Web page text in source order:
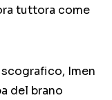
tuttora come
Imen
del brano